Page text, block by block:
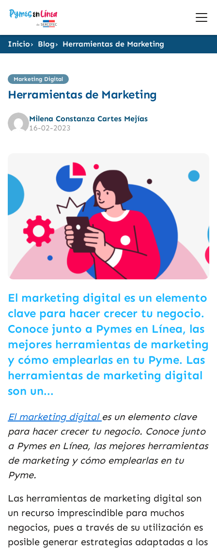
Inicio Blog Herramientas de Marketing
Marketing Digital
Herramientas de Marketing
Milena Constanza Cartes Mejías
16-02-2023
El marketing digital es un elemento
clave para hacer crecer tu negocio.
Conoce junto a Pymes en Línea, las
mejores herramientas de marketing
y cómo emplearlas en tu Pyme. Las
herramientas de marketing digital
son un...
El marketing digital es un elemento clave
para hacer crecer tu negocio. Conoce junto
a Pymes en Línea, las mejores herramientas
de marketing y cómo emplearlas en tu
Pyme.
Las herramientas de marketing digital son
un recurso imprescindible para muchos
negocios, pues a través de su utilización es
posible generar estrategias adaptadas a los